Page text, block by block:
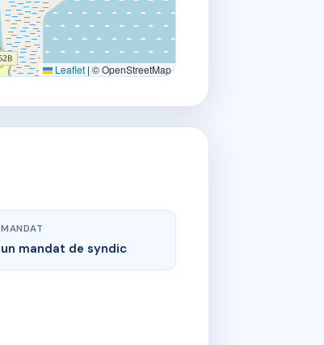
Leaflet | © OpenStreetMap
MANDAT
un mandat de syndic